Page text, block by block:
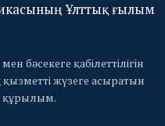
Ұлттық ғылым
бәсекеге қабілеттілігін
жүзеге асыратын
құрылым.